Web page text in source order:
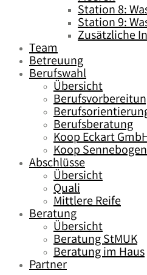
Station 8:
Station 9:
Zusätzliche
Team
Betreuung
Berufswahl
Übersicht
Berufsberatung
Koop Eckart
Koop
Abschlüsse
Übersicht
Quali
Mittlere Reife
Beratung
Übersicht
Beratung StMUK
Beratung im Haus
Partner